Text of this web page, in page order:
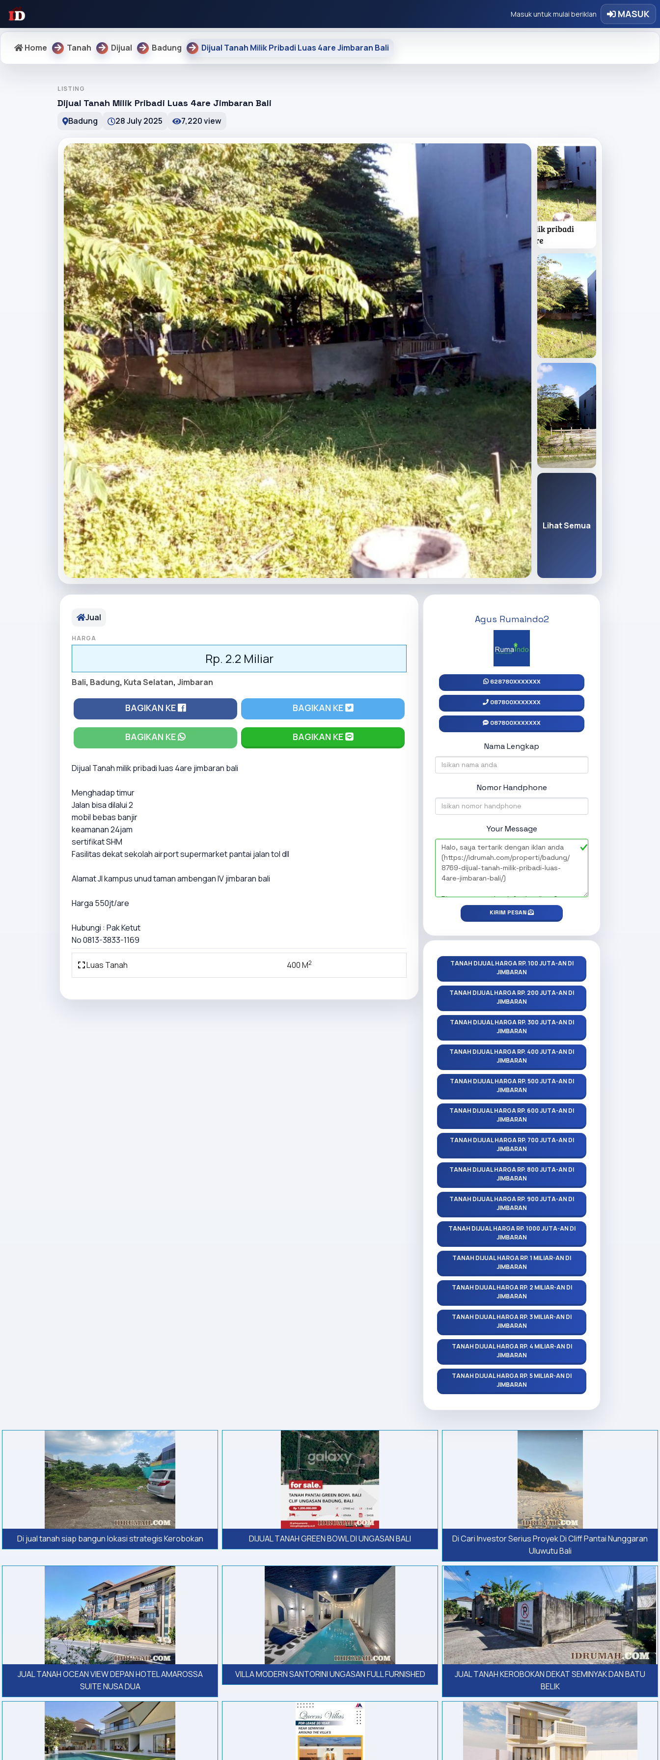
Masuk untuk mulai beriklan MASUK
Home Tanah Dijual Badung Dijual Tanah Milik Pribadi Luas 4are Jimbaran Bali
LISTING
Dijual Tanah Milik Pribadi Luas 4are Jimbaran Bali
Badung 28 July 2025 7,220 view
Lihat Semua
Jual
HARGA
Rp. 2.2 Miliar
Bali, Badung, Kuta Selatan, Jimbaran
BAGIKAN KE BAGIKAN KE
BAGIKAN KE BAGIKAN KE
Dijual Tanah milik pribadi luas 4are jimbaran bali
Menghadap timur
Jalan bisa dilalui 2
mobil bebas banjir
keamanan 24jam
sertifikat SHM
Fasilitas dekat sekolah airport supermarket pantai jalan tol dll
Alamat Jl kampus unud taman ambengan IV jimbaran bali
Harga 550jt/are
Hubungi : Pak Ketut
No 0813-3833-1169
Luas Tanah 400 M2
Agus Rumaindo2
628780XXXXXXX
087800XXXXXXX
087800XXXXXXX
Nama Lengkap
Nomor Handphone
Your Message
KIRIM PESAN
TANAH DIJUAL HARGA RP. 100 JUTA-AN DI
JIMBARAN
TANAH DIJUAL HARGA RP. 200 JUTA-AN DI
JIMBARAN
TANAH DIJUAL HARGA RP. 300 JUTA-AN DI
JIMBARAN
TANAH DIJUAL HARGA RP. 400 JUTA-AN DI
JIMBARAN
TANAH DIJUAL HARGA RP. 500 JUTA-AN DI
JIMBARAN
TANAH DIJUAL HARGA RP. 600 JUTA-AN DI
JIMBARAN
TANAH DIJUAL HARGA RP. 700 JUTA-AN DI
JIMBARAN
TANAH DIJUAL HARGA RP. 800 JUTA-AN DI
JIMBARAN
TANAH DIJUAL HARGA RP. 900 JUTA-AN DI
JIMBARAN
TANAH DIJUAL HARGA RP. 1000 JUTA-AN DI
JIMBARAN
TANAH DIJUAL HARGA RP. 1 MILIAR-AN DI
JIMBARAN
TANAH DIJUAL HARGA RP. 2 MILIAR-AN DI
JIMBARAN
TANAH DIJUAL HARGA RP. 3 MILIAR-AN DI
JIMBARAN
TANAH DIJUAL HARGA RP. 4 MILIAR-AN DI
JIMBARAN
TANAH DIJUAL HARGA RP. 5 MILIAR-AN DI
JIMBARAN
Di jual tanah siap bangun lokasi strategis Kerobokan DIJUAL TANAH GREEN BOWL DI UNGASAN BALI
Di Cari Investor Serius Proyek Di Cliff Pantai Nunggaran
Uluwutu Bali
JUAL TANAH OCEAN VIEW DEPAN HOTEL AMAROSSA
SUITE NUSA DUA
VILLA MODERN SANTORINI UNGASAN FULL FURNISHED
JUAL TANAH KEROBOKAN DEKAT SEMINYAK DAN BATU
BELIK